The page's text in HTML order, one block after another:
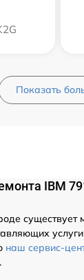
Показать
IBM
существует
наш сервис-
.